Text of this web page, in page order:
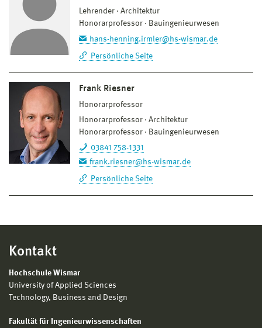
Lehrender
Architektur
Honorarprofessor
Bauingenieurwesen
hans-henning.irmler@hs-wismar.de
Persönliche Seite
Frank Riesner
Honorarprofessor
Honorarprofessor
Architektur
Honorarprofessor
Bauingenieurwesen
03841 758-1331
frank.riesner@hs-wismar.de
Persönliche Seite
Kontakt
Hochschule Wismar
University of Applied Sciences
Technology, Business and Design
Fakultät für Ingenieurwissenschaften